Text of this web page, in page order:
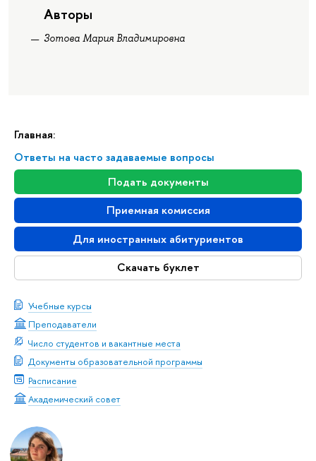
Главная:
Ответы на часто задаваемые вопросы
Подать документы
Приемная комиссия
Для иностранных абитуриентов
Скачать буклет
Учебные курсы
Преподаватели
Число студентов и вакантные места
Документы образовательной программы
Расписание
Академический совет
Авторы
Зотова Мария Владимировна